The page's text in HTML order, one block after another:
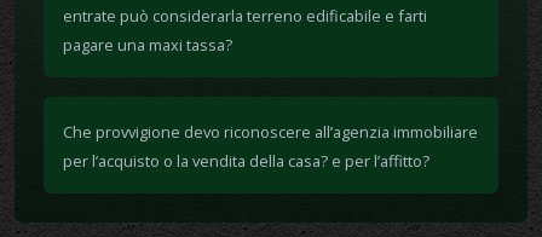
entrate può considerarla terreno edificabile e farti
pagare una maxi tassa?
Che provvigione devo riconoscere all’agenzia immobiliare
per l’acquisto o la vendita della casa? e per l’affitto?